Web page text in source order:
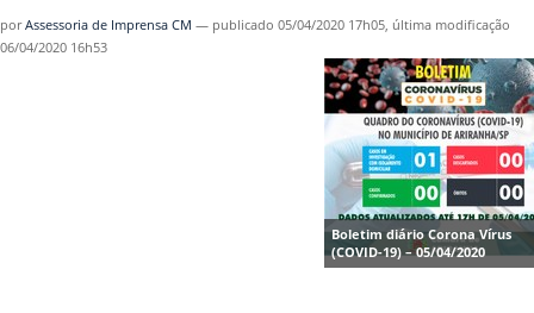
porAssessoria de Imprensa CM — publicado 05/04/2020 17h05, última modificação
06/04/2020 16h53
Boletim diário Corona Vírus
(COVID-19) – 05/04/2020